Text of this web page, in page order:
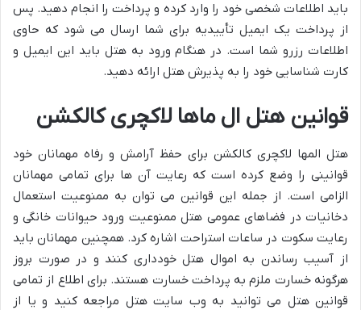
باید اطلاعات شخصی خود را وارد کرده و پرداخت را انجام دهید. پس
از پرداخت یک ایمیل تأییدیه برای شما ارسال می شود که حاوی
اطلاعات رزرو شما است. در هنگام ورود به هتل باید این ایمیل و
کارت شناسایی خود را به پذیرش هتل ارائه دهید.
قوانین هتل ال ماها لاکچری کالکشن
هتل المها لاکچری کالکشن برای حفظ آرامش و رفاه مهمانان خود
قوانینی را وضع کرده است که رعایت آن ها برای تمامی مهمانان
الزامی است. از جمله این قوانین می توان به ممنوعیت استعمال
دخانیات در فضاهای عمومی هتل ممنوعیت ورود حیوانات خانگی و
رعایت سکوت در ساعات استراحت اشاره کرد. همچنین مهمانان باید
از آسیب رساندن به اموال هتل خودداری کنند و در صورت بروز
هرگونه خسارت ملزم به پرداخت خسارت هستند. برای اطلاع از تمامی
قوانین هتل می توانید به وب سایت هتل مراجعه کنید و یا از